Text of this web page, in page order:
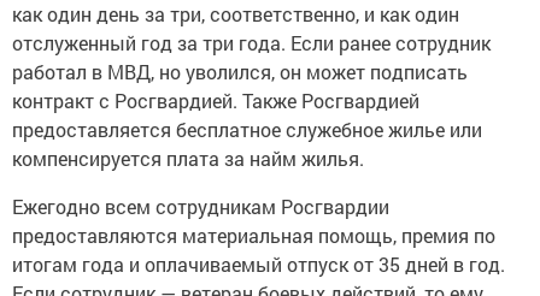
как один день за три, соответственно, и как один
отслуженный год за три года. Если ранее сотрудник
работал в МВД, но уволился, он может подписать
контракт с Росгвардией. Также Росгвардией
предоставляется бесплатное служебное жилье или
компенсируется плата за найм жилья.
Ежегодно всем сотрудникам Росгвардии
предоставляются материальная помощь, премия по
итогам года и оплачиваемый отпуск от 35 дней в год.